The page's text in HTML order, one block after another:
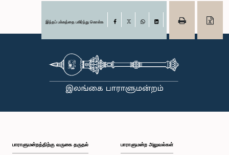
இந்தப் பக்கத்தை பகிர்ந்து கொள்க Facebook
பாராளுமன்றத்திற்கு வருகை தருதல் பாராளுமன்ற அலுவல்கள்